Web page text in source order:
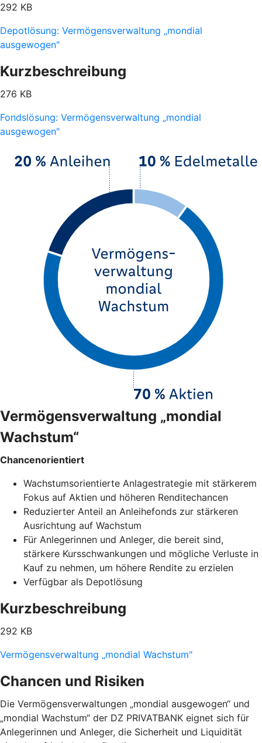
292 KB
Depotlösung: Vermögensverwaltung „mondial
ausgewogen"
Kurzbeschreibung
276 KB
Fondslösung: Vermögensverwaltung „mondial
ausgewogen"
Vermögensverwaltung „mondial
Wachstum“
Chancenorientiert
Wachstumsorientierte Anlagestrategie mit stärkerem
Fokus auf Aktien und höheren Renditechancen
Reduzierter Anteil an Anleihefonds zur stärkeren
Ausrichtung auf Wachstum
Für Anlegerinnen und Anleger, die bereit sind,
stärkere Kursschwankungen und mögliche Verluste in
Kauf zu nehmen, um höhere Rendite zu erzielen
Verfügbar als Depotlösung
Kurzbeschreibung
292 KB
Vermögensverwaltung „mondial Wachstum"
Chancen und Risiken
Die Vermögensverwaltungen „mondial ausgewogen“ und
„mondial Wachstum“ der DZ PRIVATBANK eignet sich für
Anlegerinnen und Anleger, die Sicherheit und Liquidität